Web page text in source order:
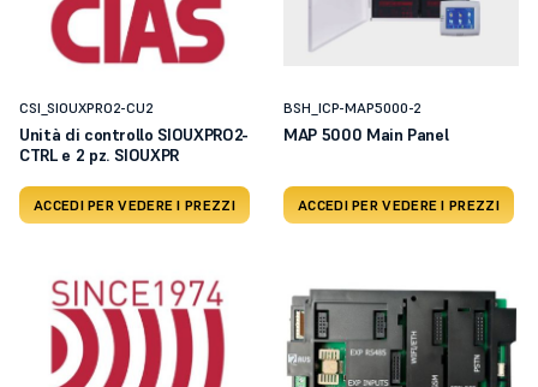
CSI_SIOUXPRO2-CU2
Unità di controllo SIOUXPRO2-
CTRL e 2 pz. SIOUXPR
ACCEDI PER VEDERE I PREZZI
BSH_ICP-MAP5000-2
MAP 5000 Main Panel
ACCEDI PER VEDERE I PREZZI